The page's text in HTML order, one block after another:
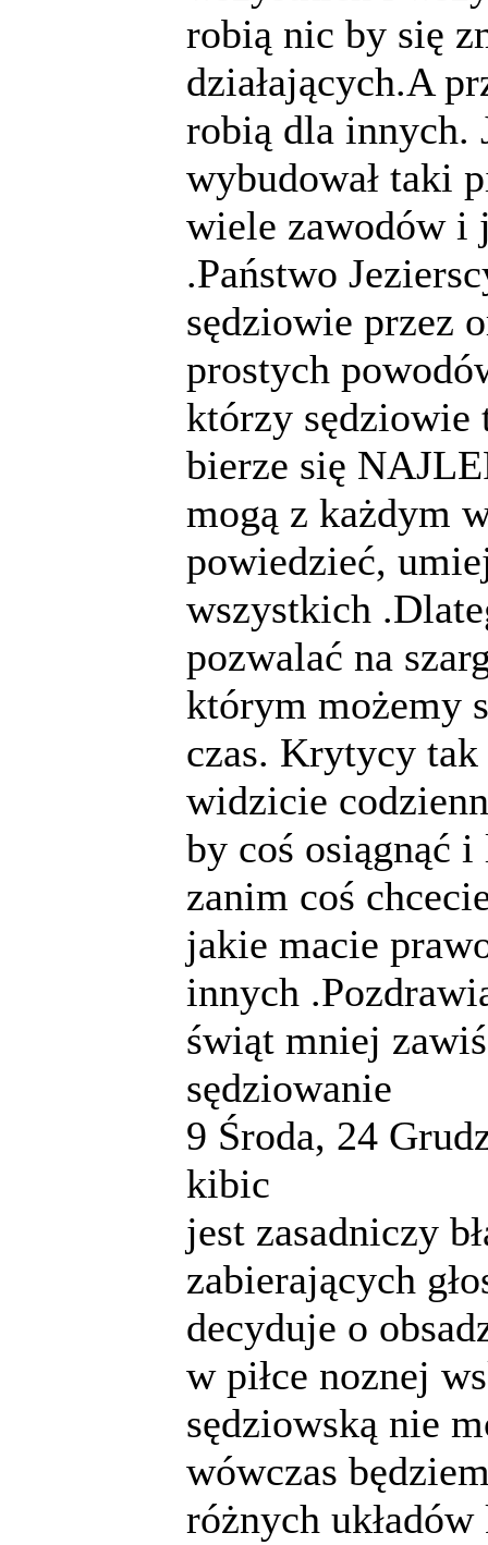
robią nic by się
działających.A
robią dla innych.
wybudował taki
wiele zawodów i
.Państwo
sędziowie przez
prostych
którzy sędziowie
bierze się
mogą z każdym
powiedzieć,
wszystkich
pozwalać na
którym możemy
czas. Krytycy tak
widzicie
by coś osiągnąć
zanim coś
jakie macie
innych
świąt mniej
sędziowanie
9 Środa, 24
kibic
jest zasadniczy
zabierających
decyduje o
w piłce noznej
sędziowską nie
wówczas
różnych